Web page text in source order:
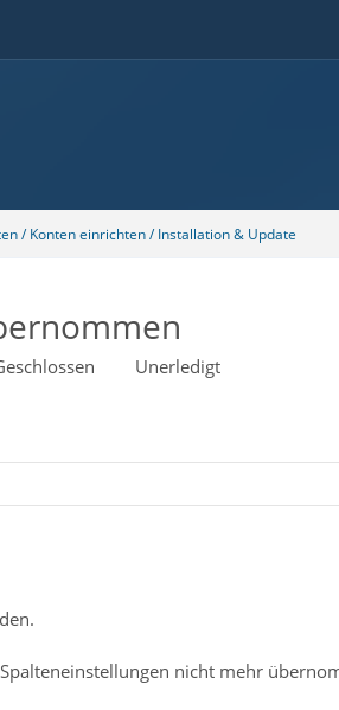
/ Konten einrichten / Installation & Update
Unerledigt
nicht mehr